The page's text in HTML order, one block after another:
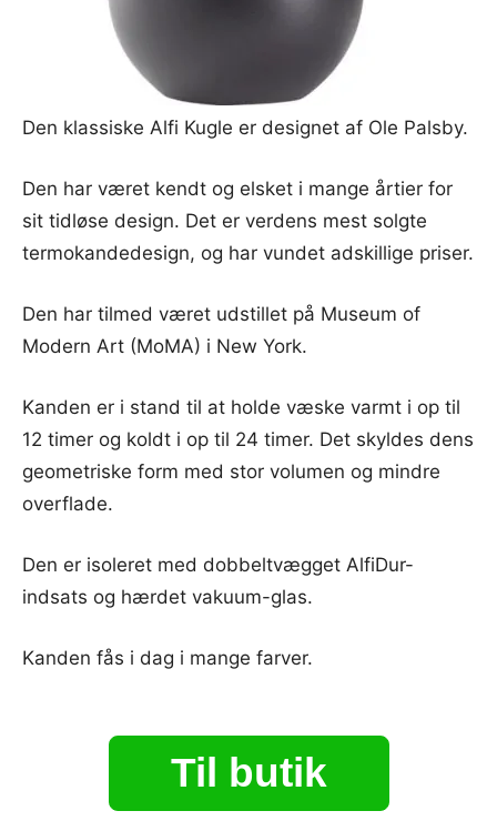
Den klassiske Alfi Kugle er designet af Ole Palsby.
Den har været kendt og elsket i mange årtier for
sit tidløse design. Det er verdens mest solgte
termokandedesign, og har vundet adskillige priser.
Den har tilmed været udstillet på Museum of
Modern Art (MoMA) i New York.
Kanden er i stand til at holde væske varmt i op til
12 timer og koldt i op til 24 timer. Det skyldes dens
geometriske form med stor volumen og mindre
overflade.
Den er isoleret med dobbeltvægget AlfiDur-
indsats og hærdet vakuum-glas.
Kanden fås i dag i mange farver.
Til butik